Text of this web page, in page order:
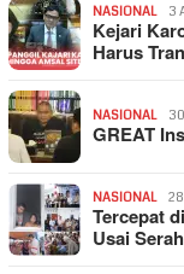
NASIONAL 3
Kejari
Harus
NASIONAL
GREAT
NASIONAL
Tercepat
Usai